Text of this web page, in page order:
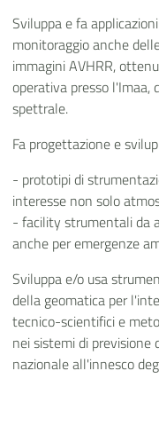
Sviluppa e fa
monitoraggio anche
immagini AVHRR,
operativa presso l'Imaa,
spettrale.
Fa progettazione e
- prototipi di
interesse non solo
- facility strumentali da
anche per emergenze
Sviluppa e/o usa
della geomatica per
tecnico-scientifici e
nei sistemi di previsione
nazionale all'innesco